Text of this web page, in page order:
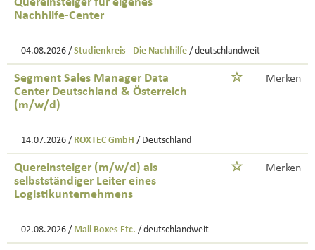
Nachhilfe-Center
04.08.2026 / Studienkreis - Die Nachhilfe / deutschlandweit
Segment Sales Manager Data
Center Deutschland & Österreich
(m/w/d)
Merken
14.07.2026 / ROXTEC GmbH / Deutschland
Quereinsteiger (m/w/d) als
selbstständiger Leiter eines
Logistikunternehmens
Merken
02.08.2026 / Mail Boxes Etc. / deutschlandweit